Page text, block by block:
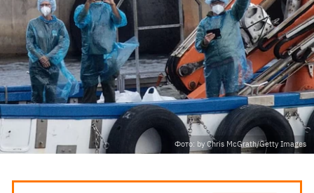
Фото: by Chris McGrath/Getty Images